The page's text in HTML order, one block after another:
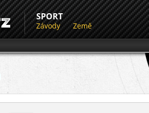
SPORT
Závody Země